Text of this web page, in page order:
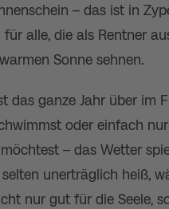
– das ist in
für alle, die als Rentner
Sonne sehnen.
das ganze Jahr über im
oder einfach
– das Wetter
unerträglich heiß,
nur gut für die Seele,